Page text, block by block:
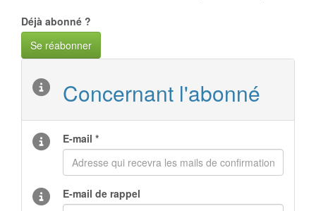
Déjà abonné ?
Se réabonner
Concernant l'abonné
E-mail *
E-mail de rappel